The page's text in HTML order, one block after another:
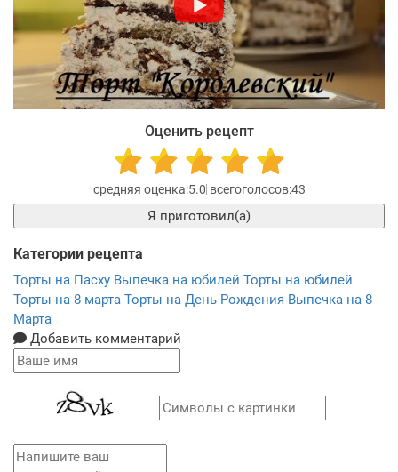
Оценить рецепт
5.0 43
Я приготовил(а)
Категории рецепта
Торты на Пасху Выпечка на юбилей Торты на юбилей
Торты на 8 марта Торты на День Рождения Выпечка на 8
Марта
Добавить комментарий